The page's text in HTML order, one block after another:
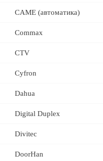
CAME (автоматика)
Commax
CTV
Cyfron
Dahua
Digital Duplex
Divitec
DoorHan